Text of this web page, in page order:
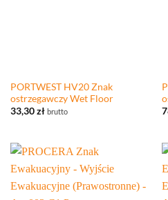
PORTWEST HV20 Znak
ostrzegawczy Wet Floor
33,30zł brutto